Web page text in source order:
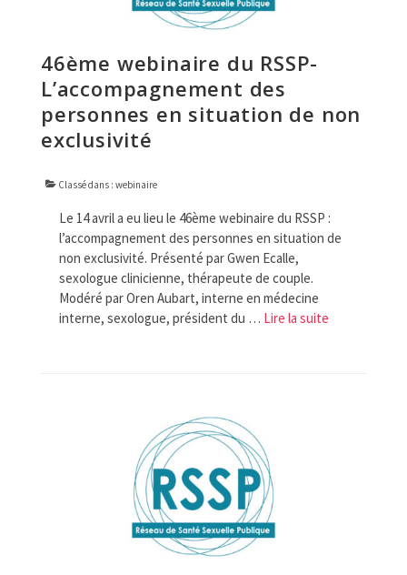
46ème webinaire du RSSP-
L’accompagnement des
personnes en situation de non
exclusivité
Classé dans : webinaire
Le 14 avril a eu lieu le 46ème webinaire du RSSP :
l’accompagnement des personnes en situation de
non exclusivité. Présenté par Gwen Ecalle,
sexologue clinicienne, thérapeute de couple.
Modéré par Oren Aubart, interne en médecine
interne, sexologue, président du … Lire la suite­­